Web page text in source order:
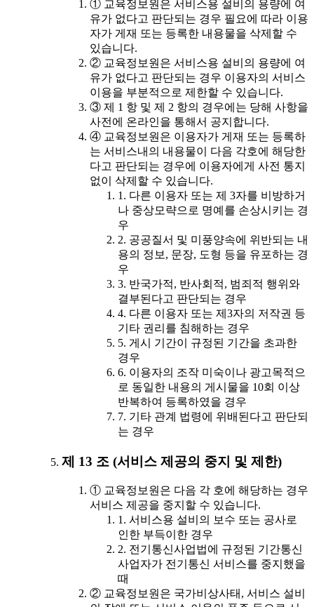
① 교육정보원은 서비스용 설비의 용량에 여
유가 없다고 판단되는 경우 필요에 따라 이용
자가 게재 또는 등록한 내용물을 삭제할 수
있습니다.
② 교육정보원은 서비스용 설비의 용량에 여
유가 없다고 판단되는 경우 이용자의 서비스
이용을 부분적으로 제한할 수 있습니다.
③ 제 1 항 및 제 2 항의 경우에는 당해 사항을
사전에 온라인을 통해서 공지합니다.
④ 교육정보원은 이용자가 게재 또는 등록하
는 서비스내의 내용물이 다음 각호에 해당한
다고 판단되는 경우에 이용자에게 사전 통지
없이 삭제할 수 있습니다.
1. 다른 이용자 또는 제 3자를 비방하거
나 중상모략으로 명예를 손상시키는 경
우
2. 공공질서 및 미풍양속에 위반되는 내
용의 정보, 문장, 도형 등을 유포하는 경
우
3. 반국가적, 반사회적, 범죄적 행위와
결부된다고 판단되는 경우
4. 다른 이용자 또는 제3자의 저작권 등
기타 권리를 침해하는 경우
5. 게시 기간이 규정된 기간을 초과한
경우
6. 이용자의 조작 미숙이나 광고목적으
로 동일한 내용의 게시물을 10회 이상
반복하여 등록하였을 경우
7. 기타 관계 법령에 위배된다고 판단되
는 경우
제 13 조 (서비스 제공의 중지 및 제한)
① 교육정보원은 다음 각 호에 해당하는 경우
서비스 제공을 중지할 수 있습니다.
1. 서비스용 설비의 보수 또는 공사로
인한 부득이한 경우
2. 전기통신사업법에 규정된 기간통신
사업자가 전기통신 서비스를 중지했을
때
② 교육정보원은 국가비상사태, 서비스 설비